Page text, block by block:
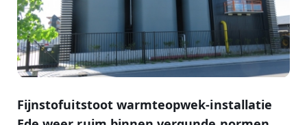
Fijnstofuitstoot warmteopwek-installatie